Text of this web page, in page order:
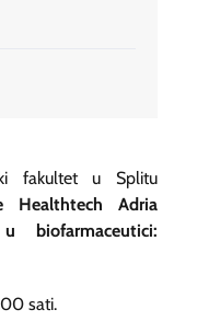
fakultet u Splitu
Healthtech Adria
biofarmaceutici:
sati.